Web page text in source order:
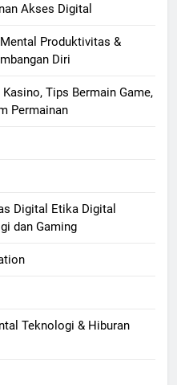
Akses Digital
Produktivitas &
Diri
Tips Bermain Game,
Permainan
Digital Etika Digital
dan Gaming
Teknologi & Hiburan